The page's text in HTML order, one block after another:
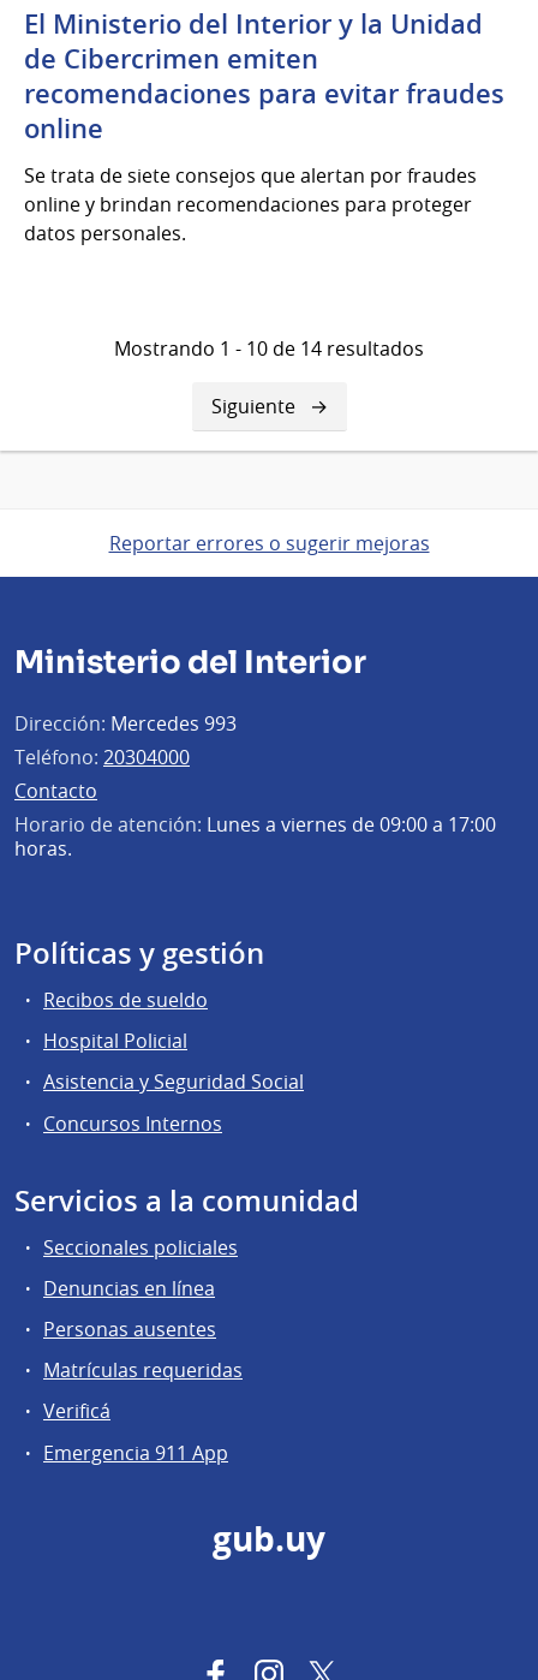
El Ministerio del Interior y la Unidad
de Cibercrimen emiten
recomendaciones para evitar fraudes
online
Se trata de siete consejos que alertan por fraudes
online y brindan recomendaciones para proteger
datos personales.
Mostrando 1 - 10 de 14 resultados
Siguiente
página
Siguiente
Reportar errores o sugerir mejoras
Ministerio del Interior
Dirección: Mercedes 993
Teléfono: 20304000
Contacto
Horario de atención: Lunes a viernes de 09:00 a 17:00
horas.
Políticas y gestión
Recibos de sueldo
Hospital Policial
Asistencia y Seguridad Social
Concursos Internos
Servicios a la comunidad
Seccionales policiales
Denuncias en línea
Personas ausentes
Matrículas requeridas
Verificá
Emergencia 911 App
gub.uy
FacebookInstagram